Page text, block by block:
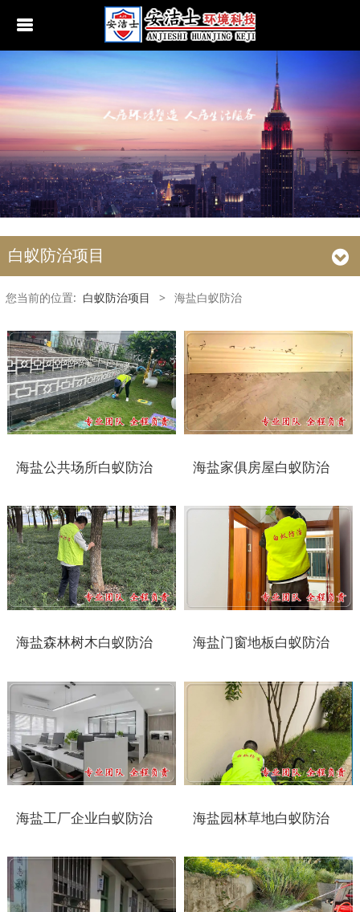
行业动态
南京白蚁防治
无锡白蚁防治
江阴白蚁防治
宜兴白蚁防治
苏州白蚁防治
昆山白蚁防治
太仓白蚁防治
常州白蚁防治
溧阳白蚁防治
如东白蚁防治
启东白蚁防治
如皋白蚁防治
海安白蚁防治
泰州白蚁防治
兴化白蚁防治
靖江白蚁防治
泰兴白蚁防治
扬州白蚁防治
宝应白蚁防治
仪征白蚁防治
白蚁防治项目
您当前的位置: 白蚁防治项目 > 海盐白蚁防治
海盐公共场所白蚁防治 海盐家俱房屋白蚁防治
海盐森林树木白蚁防治 海盐门窗地板白蚁防治
海盐工厂企业白蚁防治 海盐园林草地白蚁防治